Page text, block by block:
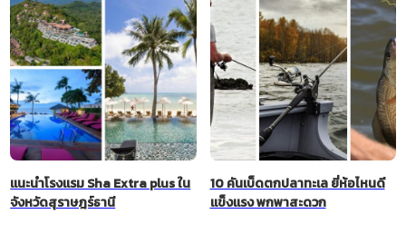
แนะนำโรงแรม Sha Extra plus ใน
จังหวัดสุราษฎร์ธานี
10 คันเบ็ดตกปลาทะเล ยี่ห้อไหนดี
แข็งแรง พกพาสะดวก